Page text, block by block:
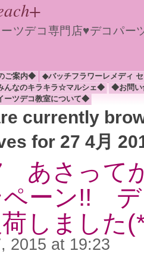
ツデコ専門店♥デコパ
ご案内◆
◆バッチフラワーレメディ
なのキラキラ☆マルシェ◆
◆お問
ーツデコ教室について◆
currently
for 27 4月
あさって
ペーン!! デ
荷しました
2015 at 19:23